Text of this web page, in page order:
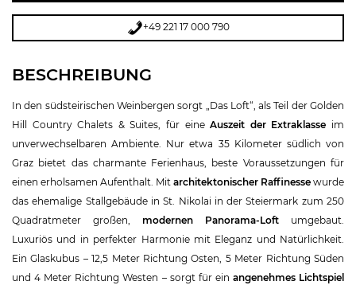
+49 221 17 000 790
BESCHREIBUNG
In den südsteirischen Weinbergen sorgt „Das Loft“, als Teil der Golden
Hill Country Chalets & Suites, für eineAuszeit der Extraklasse im
unverwechselbaren Ambiente. Nur etwa 35 Kilometer südlich von
Graz bietet das charmante Ferienhaus, beste Voraussetzungen für
einen erholsamen Aufenthalt. Mit architektonischer Raffinesse wurde
das ehemalige Stallgebäude in St. Nikolai in der Steiermark zum 250
Quadratmeter großen,
modernen Panorama-Loft umgebaut.
Luxuriös und in perfekter Harmonie mit Eleganz und Natürlichkeit.
Ein Glaskubus – 12,5 Meter Richtung Osten, 5 Meter Richtung Süden
und 4 Meter Richtung Westen – sorgt für ein angenehmes Lichtspiel